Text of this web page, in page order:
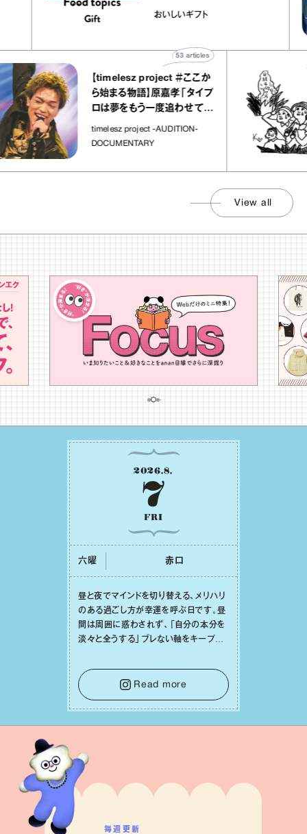
｜真野知子の「おいしいギフ
おいしいギフト
【timelesz project ＃ここか
ら始まる物語】原嘉孝「タイプ
ロは夢をもう一度追わせてく
れた場所」
timelesz project -AUDITION-
DOCUMENTARY
articles
View all
2026.8.
7
FRI
六曜 ⾚⼝
昼と夜でマインドを切り替える、メリハリ
のある過ごし⽅が幸運を呼ぶ⽇です。昼
間は周囲に惑わされず、「⾃分の本分を
淡々と全うする」ブレない軸をキープし
⾔葉に流されないよう、⼼にしっかりブ
レーキをかけること。この意識の切り替
えが、あなたに確かな安⼼感をもたらす
はずです。
Read more
毎週更新